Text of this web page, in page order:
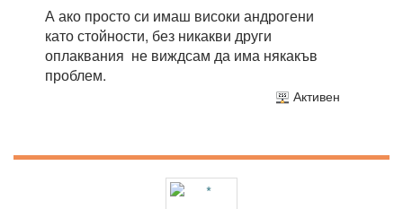
А ако просто си имаш високи андрогени
като стойности, без никакви други
оплаквания не виждсам да има някакъв
проблем.
Активен